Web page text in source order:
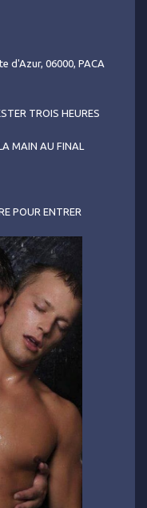
d'Azur, 06000, PACA
TROIS HEURES
MAIN AU FINAL
POUR ENTRER